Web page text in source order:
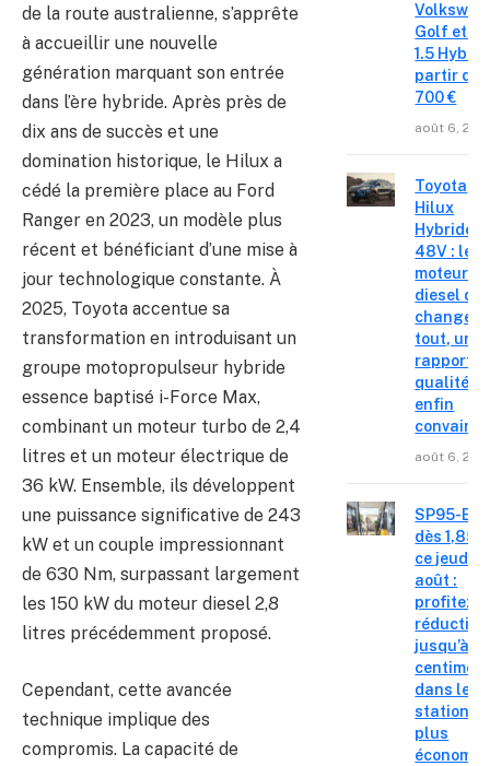
de la route australienne, s’apprête
à accueillir une nouvelle
génération marquant son entrée
dans l’ère hybride. Après près de
dix ans de succès et une
domination historique, le Hilux a
cédé la première place au Ford
Ranger en 2023, un modèle plus
récent et bénéficiant d’une mise à
jour technologique constante. À
2025, Toyota accentue sa
transformation en introduisant un
groupe motopropulseur hybride
essence baptisé i-Force Max,
combinant un moteur turbo de 2,4
litres et un moteur électrique de
36 kW. Ensemble, ils développent
une puissance significative de 243
kW et un couple impressionnant
de 630 Nm, surpassant largement
les 150 kW du moteur diesel 2,8
litres précédemment proposé.
Cependant, cette avancée
technique implique des
compromis. La capacité de
Golf et T-
1.5 Hybrid
partir de
700 €
août 6,
Toyota
Hilux
Hybride
48V : le
moteur
diesel qui
change
tout, un
rapport
qualité-
enfin
août 6,
SP95-E10
dès 1,85
ce jeudi 6
août :
profitez
jusqu’à 15
centimes
dans les
stations
plus